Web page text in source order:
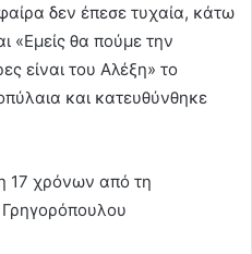
δεν έπεσε τυχαία, κάτω
«Εμείς θα πούμε την
είναι του Αλέξη» το
και κατευθύνθηκε
17 χρόνων από τη